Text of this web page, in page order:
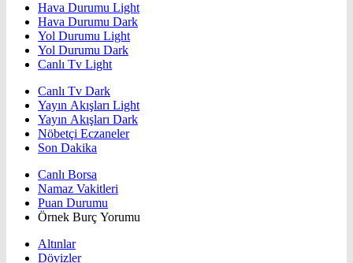
Hava Durumu Light
Hava Durumu Dark
Yol Durumu Light
Yol Durumu Dark
Canlı Tv Light
Canlı Tv Dark
Yayın Akışları Light
Yayın Akışları Dark
Nöbetçi Eczaneler
Son Dakika
Canlı Borsa
Namaz Vakitleri
Puan Durumu
Örnek Burç Yorumu
Altınlar
Dövizler